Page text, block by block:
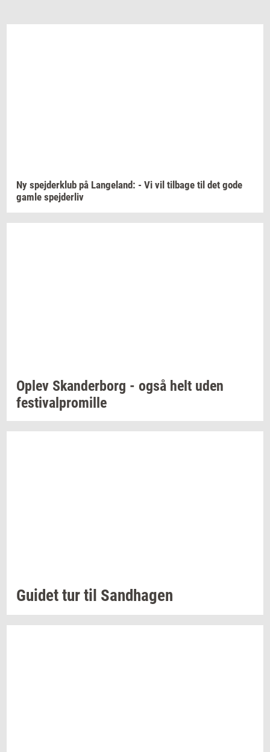
Ny spej­der­klub på Lan­geland: - Vi vil til­ba­ge til det gode
gamle spej­der­liv
Oplev Skan­der­borg - også helt uden
festi­val­pro­mil­le
Gu­i­dettur til Sand­ha­gen